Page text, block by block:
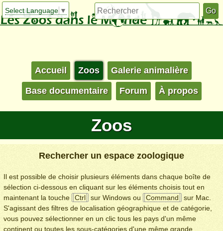
Select Language ▼
Accueil Zoos Galerie animalière
Base documentaire Forum À propos
Zoos
Rechercher un espace zoologique
Il est possible de choisir plusieurs éléments dans chaque boîte de
sélection ci-dessous en cliquant sur les éléments choisis tout en
maintenant la touche
Ctrl sur Windows ou Command
sur Mac.
S'agissant des filtres de localisation géographique et de catégorie,
vous pouvez sélectionner en un clic tous les pays d'un même
continent ou toutes les sous-catégories d'une même grande